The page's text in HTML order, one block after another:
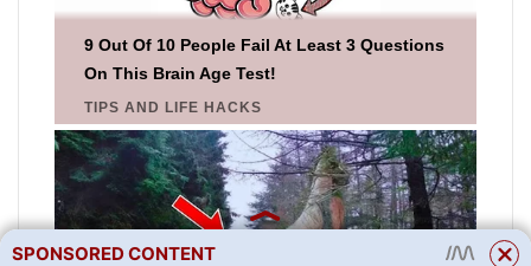
SPONSORED CONTENT